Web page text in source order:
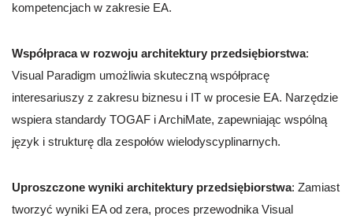
kompetencjach w zakresie EA.
Współpraca w rozwoju architektury przedsiębiorstwa:
Visual Paradigm umożliwia skuteczną współpracę
interesariuszy z zakresu biznesu i IT w procesie EA. Narzędzie
wspiera standardy TOGAF i ArchiMate, zapewniając wspólną
język i strukturę dla zespołów wielodyscyplinarnych.
Uproszczone wyniki architektury przedsiębiorstwa: Zamiast
tworzyć wyniki EA od zera, proces przewodnika Visual